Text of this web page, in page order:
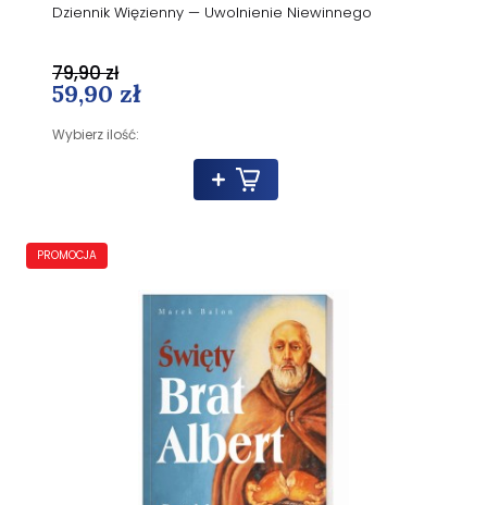
Dziennik Więzienny — Uwolnienie Niewinnego
59,90 zł
Wybierz ilość:
79,90 zł
PROMOCJA